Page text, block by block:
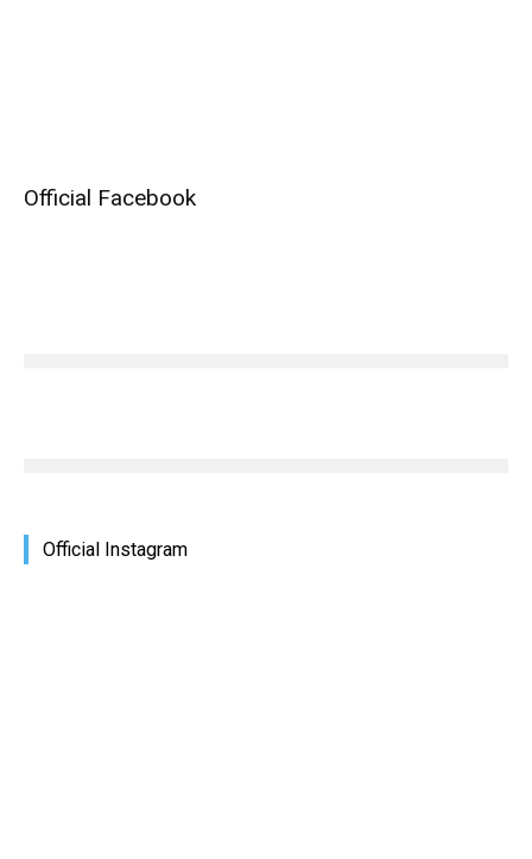
Official Facebook
Official Instagram